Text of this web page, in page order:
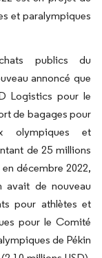
et paralympiques
publics du
annoncé que
Logistics pour le
de bagages pour
olympiques et
de 25 millions
décembre 2022,
avait de nouveau
pour athlètes et
pour le Comité
de Pékin